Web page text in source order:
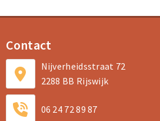
Contact
Nijverheidsstraat 72
2288 BB Rijswijk
06 24 72 89 87